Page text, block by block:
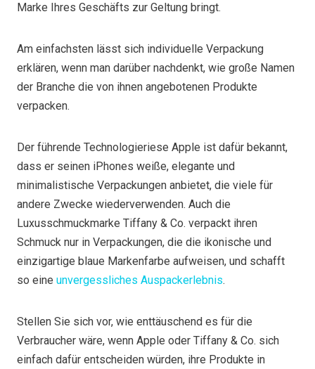
Marke Ihres Geschäfts zur Geltung bringt.
Am einfachsten lässt sich individuelle Verpackung
erklären, wenn man darüber nachdenkt, wie große Namen
der Branche die von ihnen angebotenen Produkte
verpacken.
Der führende Technologieriese Apple ist dafür bekannt,
dass er seinen iPhones weiße, elegante und
minimalistische Verpackungen anbietet, die viele für
andere Zwecke wiederverwenden. Auch die
Luxusschmuckmarke Tiffany & Co. verpackt ihren
Schmuck nur in Verpackungen, die die ikonische und
einzigartige blaue Markenfarbe aufweisen, und schafft
so eine unvergessliches Auspackerlebnis.
Stellen Sie sich vor, wie enttäuschend es für die
Verbraucher wäre, wenn Apple oder Tiffany & Co. sich
einfach dafür entscheiden würden, ihre Produkte in